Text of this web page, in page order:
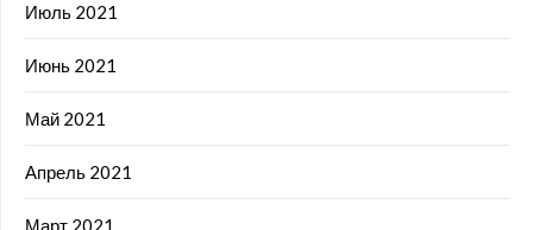
Июль 2021
Июнь 2021
Май 2021
Апрель 2021